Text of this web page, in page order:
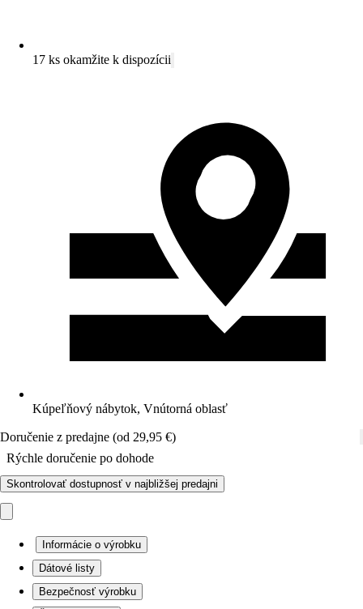
17 ks okamžite k dispozícii
Kúpeľňový nábytok, Vnútorná oblasť
Doručenie z predajne (od 29,95 €)
Rýchle doručenie po dohode
Skontrolovať dostupnosť v najbližšej predajni
Informácie o výrobku
Dátové listy
Bezpečnosť výrobku